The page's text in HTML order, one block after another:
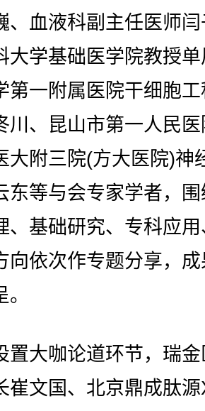
、血液科副主任医师
大学基础医学院教授
第一附属医院干细胞
川、昆山市第一人民
大附三院(方大医院)神
东等与会专家学者，
、基础研究、专科应
向依次作专题分享，
大咖论道环节，瑞金
崔文国、北京鼎成肽